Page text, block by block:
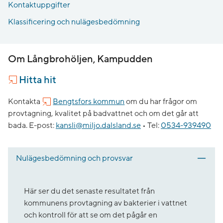
Kontaktuppgifter
Klassificering och nulägesbedömning
Om Långbrohöljen, Kampudden
Hitta hit
Kontakta Bengtsfors kommun om du har frågor om
provtagning, kvalitet på badvattnet och om det går att
bada. E-post: kansli@miljo.dalsland.se • Tel: 0534-939490
Nulägesbedömning och provsvar
Här ser du det senaste resultatet från
kommunens provtagning av bakterier i vattnet
och kontroll för att se om det pågår en